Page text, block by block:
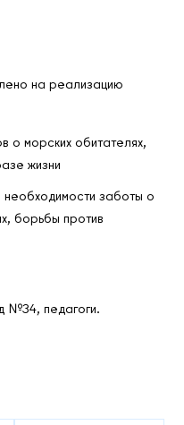
на реализацию
о морских обитателях,
жизни
заботы о
борьбы против
№34, педагоги.